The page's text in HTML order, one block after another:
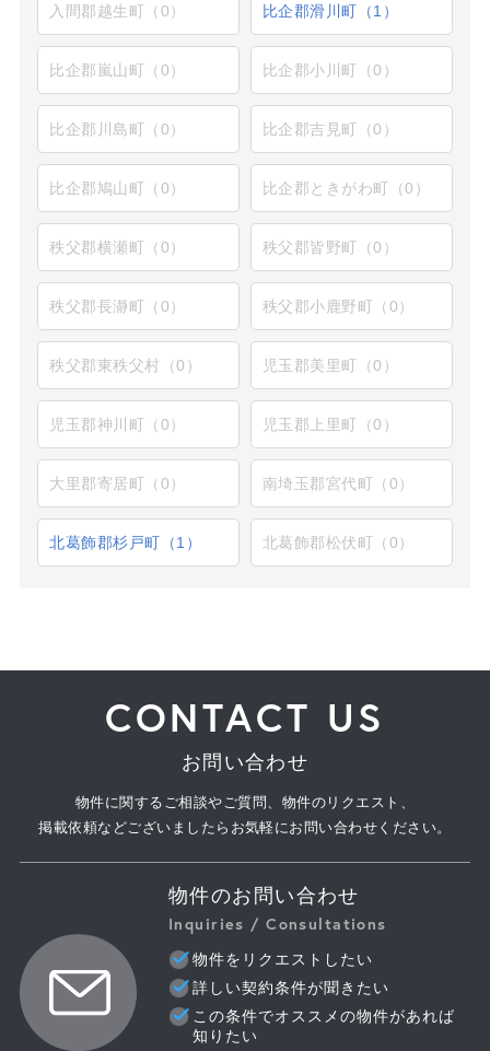
入間郡越生町（0） 比企郡滑川町（1）
比企郡嵐山町（0） 比企郡小川町（0）
比企郡川島町（0） 比企郡吉見町（0）
比企郡鳩山町（0） 比企郡ときがわ町（0）
秩父郡横瀬町（0） 秩父郡皆野町（0）
秩父郡長瀞町（0） 秩父郡小鹿野町（0）
秩父郡東秩父村（0） 児玉郡美里町（0）
児玉郡神川町（0） 児玉郡上里町（0）
大里郡寄居町（0） 南埼玉郡宮代町（0）
北葛飾郡杉戸町（1） 北葛飾郡松伏町（0）
CONTACT US
お問い合わせ
物件に関するご相談やご質問、物件のリクエスト、
掲載依頼などございましたらお気軽にお問い合わせください。
物件のお問い合わせ
Inquiries / Consultations
物件をリクエストしたい
詳しい契約条件が聞きたい
この条件でオススメの物件があれば
知りたい